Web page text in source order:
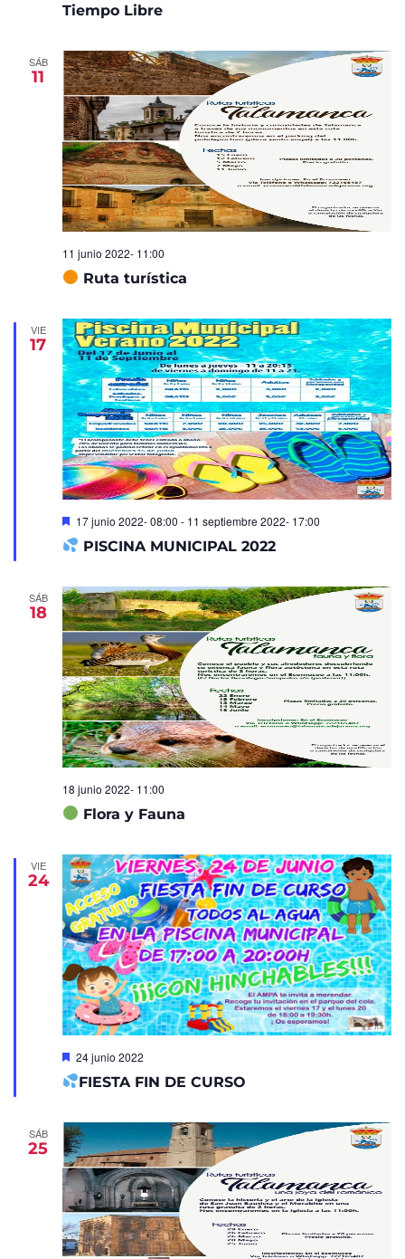
Tiempo Libre
SÁB
11
Ruta turística
11 junio 2022- 11:00
VIE
17
PISCINA MUNICIPAL 2022
Destacado
17 junio 2022- 08:00 - 11 septiembre 2022- 17:00
SÁB
18
Flora y Fauna
18 junio 2022- 11:00
VIE
24
FIESTA FIN DE CURSO
Destacado
24 junio 2022
SÁB
25